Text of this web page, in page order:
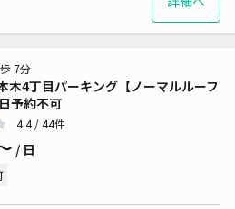
木4丁目パーキング【ノーマルルーフ
予約不可
7分
4.4/ 44件
/ 日